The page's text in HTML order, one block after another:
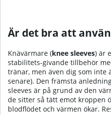
Är det bra att
Knävärmare (knee sleeves) är
stabilitets-givande tillbehör
tränar, men även dig som inte
senare). Den främsta
sleeves är på grund av den
de sitter så tätt emot kroppen
blodflödet och värmen ökar.